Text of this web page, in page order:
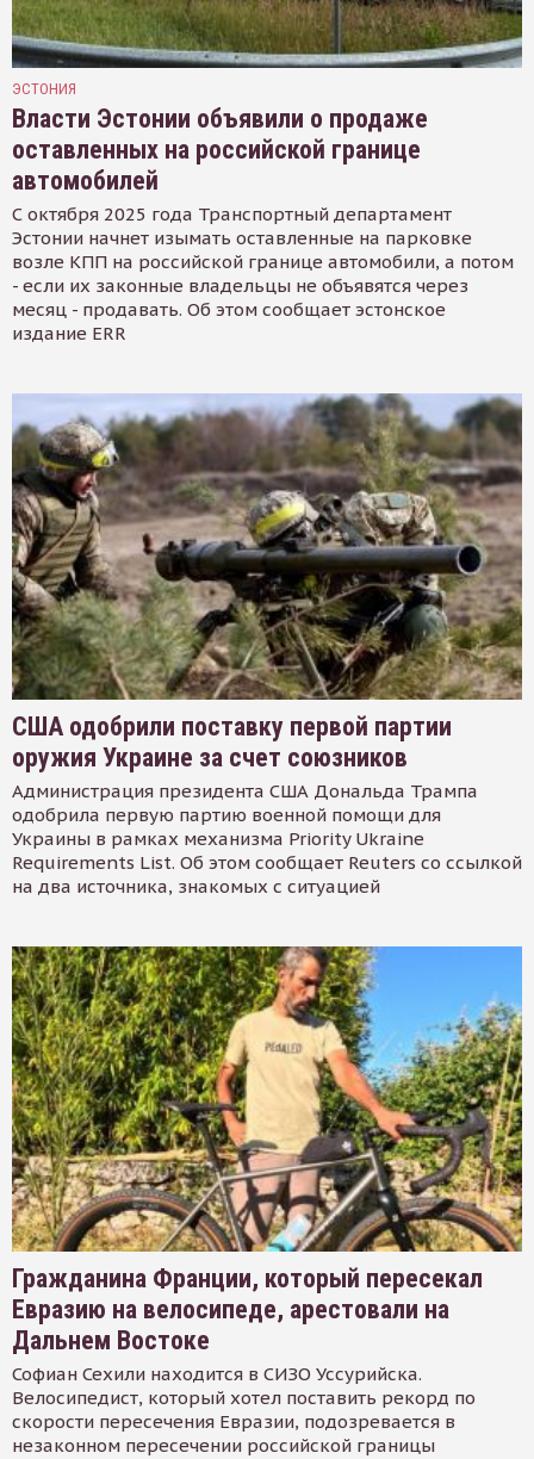
ЭСТОНИЯ
Власти Эстонии объявили о продаже
оставленных на российской границе
автомобилей
С октября 2025 года Транспортный департамент
Эстонии начнет изымать оставленные на парковке
возле КПП на российской границе автомобили, а потом
- если их законные владельцы не объявятся через
месяц - продавать. Об этом сообщает эстонское
издание ERR
США одобрили поставку первой партии
оружия Украине за счет союзников
Администрация президента США Дональда Трампа
одобрила первую партию военной помощи для
Украины в рамках механизма Priority Ukraine
Requirements List. Об этом сообщает Reuters со ссылкой
на два источника, знакомых с ситуацией
Гражданина Франции, который пересекал
Евразию на велосипеде, арестовали на
Дальнем Востоке
Софиан Сехили находится в СИЗО Уссурийска.
Велосипедист, который хотел поставить рекорд по
скорости пересечения Евразии, подозревается в
незаконном пересечении российской границы